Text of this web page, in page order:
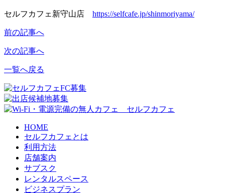
セルフカフェ新守山店 https://selfcafe.jp/shinmoriyama/
前の記事へ
次の記事へ
一覧へ戻る
HOME
セルフカフェとは
利用方法
店舗案内
サブスク
レンタルスペース
ビジネスプラン